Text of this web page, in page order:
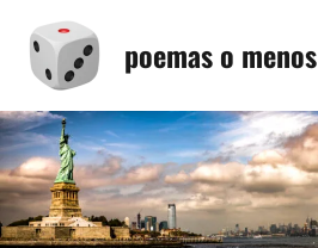
contenido
poemas o menos